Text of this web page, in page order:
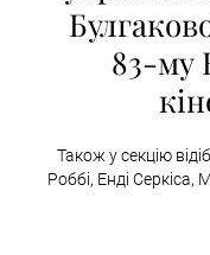
83-му
Також у секцію
Роббі, Енді